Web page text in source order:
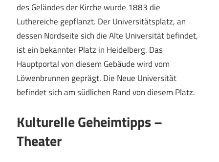
des Geländes der Kirche wurde 1883 die
Luthereiche gepflanzt. Der Universitätsplatz, an
dessen Nordseite sich die Alte Universität befindet,
ist ein bekannter Platz in Heidelberg. Das
Hauptportal von diesem Gebäude wird vom
Löwenbrunnen geprägt. Die Neue Universität
befindet sich am südlichen Rand von diesem Platz.
Kulturelle Geheimtipps –
Theater